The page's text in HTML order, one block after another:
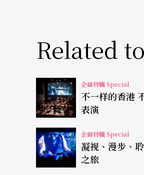
当好「完美的孩子」不让
美的孩子，就像一个机器
口述影像如编舞家亲自解题
完美的性格早已深植，在
均十小时写出一分钟的动
Related
企画特辑 Special
不一样的香港
表演
企画特辑 Special
凝视、漫步、
之旅